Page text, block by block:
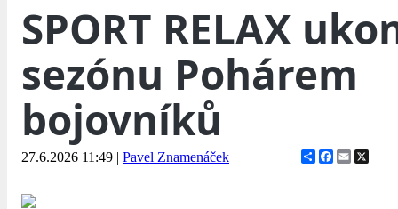
SPORT RELAX
sezónu Pohárem
bojovníků
27.6.2026 11:49 | Pavel Znamenáček ShareFacebook
Email